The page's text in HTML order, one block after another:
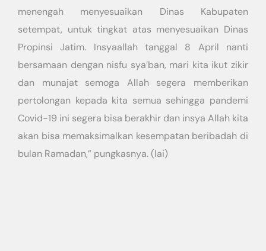
menengah menyesuaikan Dinas Kabupaten
setempat, untuk tingkat atas menyesuaikan Dinas
Propinsi Jatim. Insyaallah tanggal 8 April nanti
bersamaan dengan nisfu sya’ban, mari kita ikut zikir
dan munajat semoga Allah segera memberikan
pertolongan kepada kita semua sehingga pandemi
Covid-19 ini segera bisa berakhir dan insya Allah kita
akan bisa memaksimalkan kesempatan beribadah di
bulan Ramadan,” pungkasnya. (lai)